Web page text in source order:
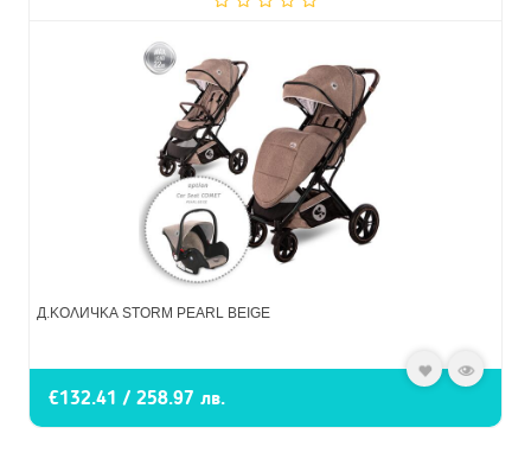
Д.КОЛИЧКА STORM PEARL BEIGE
€132.41 / 258.97 лв.